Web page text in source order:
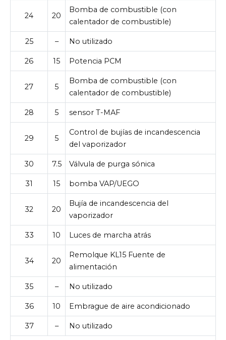
24 20
Bomba de combustible (con
calentador de combustible)
25 – No utilizado
26 15 Potencia PCM
27 5
Bomba de combustible (con
calentador de combustible)
28 5 sensor T-MAF
29 5
Control de bujías de incandescencia
del vaporizador
30 7.5 Válvula de purga sónica
31 15 bomba VAP/UEGO
32 20
Bujía de incandescencia del
vaporizador
33 10 Luces de marcha atrás
34 20
Remolque KL15 Fuente de
alimentación
35 – No utilizado
36 10 Embrague de aire acondicionado
37 – No utilizado